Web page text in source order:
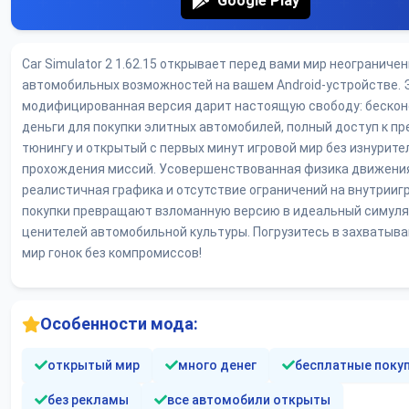
Car Simulator 2 1.62.15 открывает перед вами мир
автомобильных возможностей на вашем Android-устройстве.
модифицированная версия дарит настоящую свободу:
деньги для покупки элитных автомобилей, полный доступ к
тюнингу и открытый с первых минут игровой мир без
прохождения миссий. Усовершенствованная физика
реалистичная графика и отсутствие ограничений на
покупки превращают взломанную версию в идеальный
ценителей автомобильной культуры. Погрузитесь в
мир гонок без компромиссов!
Особенности мода:
открытый мир много денег бесплатные
без рекламы все автомобили открыты